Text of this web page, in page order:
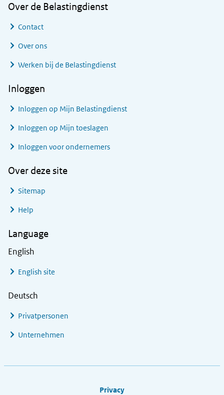
Over de Belastingdienst
Contact
Over ons
Werken bij de Belastingdienst
Inloggen
Inloggen op Mijn Belastingdienst
Inloggen op Mijn toeslagen
Inloggen voor ondernemers
Over deze site
Sitemap
Help
Language
English
English site
Deutsch
Privatpersonen
Unternehmen
Privacy